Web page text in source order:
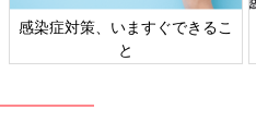
日本外来小児科学会リーフレッ
ト検討会